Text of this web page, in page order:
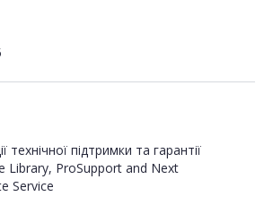
технічної підтримки та гарантії
Library, ProSupport and Next
Service